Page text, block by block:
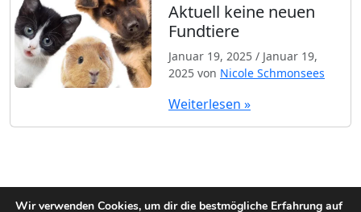
Aktuell keine neuen
Fundtiere
Januar 19, 2025 / Januar 19,
2025 von Nicole Schmonsees
Weiterlesen »
Wir verwenden Cookies, um dir die bestmögliche Erfahrung auf